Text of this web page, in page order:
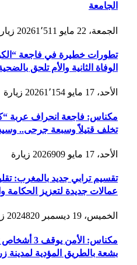
الجامعة
الجمعة، 22 مايو 2026 1٬511
تطورات خطيرة في فاجعة
الوفاة الثانية والأم تلحق
الأحد، 17 مايو 2026 1٬154 زيارة
مكناس: فاجعة انحراف عربة
تخلف قتيلاً وسبعة جرحى..
الأحد، 17 مايو 2026 909 زيارة
عمالات جديدة لتعزيز الحكامة
الخميس، 19 ديسمبر 2024 820
مكناس:
بشعة بالطريق المؤدية لمدينة